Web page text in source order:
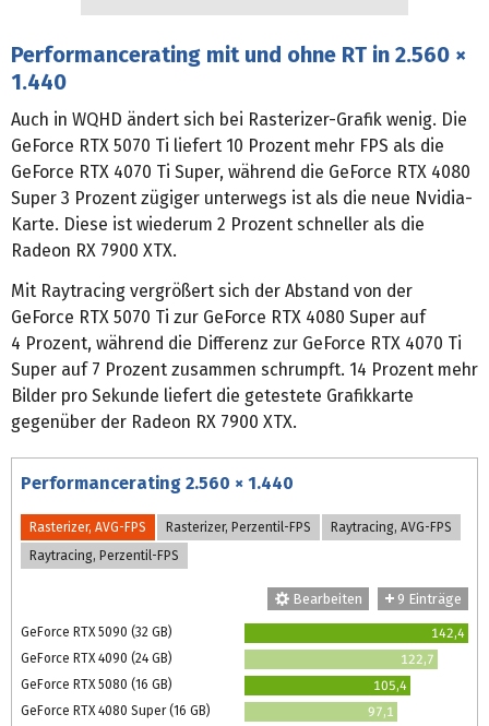
Performancerating mit und ohne RT in 2.560 ×
1.440
Auch in WQHD ändert sich bei Rasterizer-Grafik wenig. Die
GeForce RTX 5070 Ti liefert 10 Prozent mehr FPS als die
GeForce RTX 4070 Ti Super, während die GeForce RTX 4080
Super 3 Prozent zügiger unterwegs ist als die neue Nvidia-
Karte. Diese ist wiederum 2 Prozent schneller als die
Radeon RX 7900 XTX.
Mit Raytracing vergrößert sich der Abstand von der
GeForce RTX 5070 Ti zur GeForce RTX 4080 Super auf
4 Prozent, während die Differenz zur GeForce RTX 4070 Ti
Super auf 7 Prozent zusammen schrumpft. 14 Prozent mehr
Bilder pro Sekunde liefert die getestete Grafikkarte
gegenüber der Radeon RX 7900 XTX.
Performancerating 2.560 × 1.440
Rasterizer, AVG-FPS Rasterizer, Perzentil-FPS
Raytracing, AVG-FPS
Raytracing, Perzentil-FPS
9 Einträge
Bearbeiten
GeForce RTX 5090 (32 GB)
142,4
GeForce RTX 4090 (24 GB)
122,7
GeForce RTX 5080 (16 GB)
105,4
GeForce RTX 4080 Super (16 GB)
97,1